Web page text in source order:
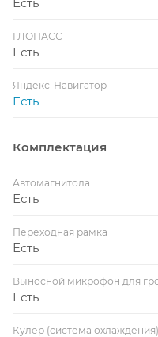
ГЛОНАСС
Есть
Яндекс-Навигатор
Есть
Комплектация
Автомагнитола
Есть
Переходная рамка
Есть
Выносной микрофон для
Есть
Кулер (система охлаждения)